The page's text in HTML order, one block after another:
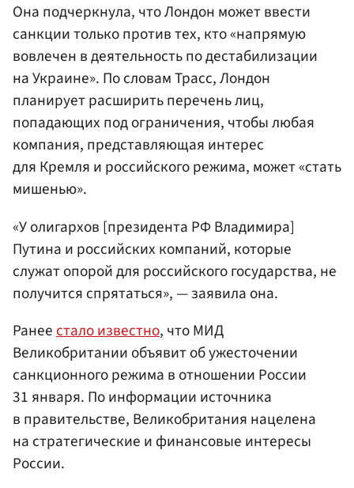
Она подчеркнула, что Лондон может ввести
санкции только против тех, кто «напрямую
вовлечен в деятельность по дестабилизации
на Украине». По словам Трасс, Лондон
планирует расширить перечень лиц,
попадающих под ограничения, чтобы любая
компания, представляющая интерес
для Кремля и российского режима, может «стать
мишенью».
«У олигархов [президента РФ Владимира]
Путина и российских компаний, которые
служат опорой для российского государства, не
получится спрятаться», — заявила она.
Ранеестало известно, что МИД
Великобритании объявит об ужесточении
санкционного режима в отношении России
31 января. По информации источника
в правительстве, Великобритания нацелена
на стратегические и финансовые интересы
России.